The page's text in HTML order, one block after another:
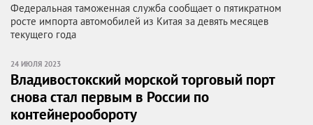
Федеральная таможенная служба сообщает о пятикратном
росте импорта автомобилей из Китая за девять месяцев
текущего года
24 ИЮЛЯ 2023
Владивостокский морской торговый порт
снова стал первым в России по
контейнерообороту